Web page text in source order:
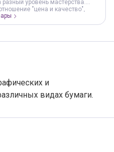
уровень мастерства.
"цена и качество",
продукции и
в работе. Под
за творческими течениями и
и
видах бумаги.